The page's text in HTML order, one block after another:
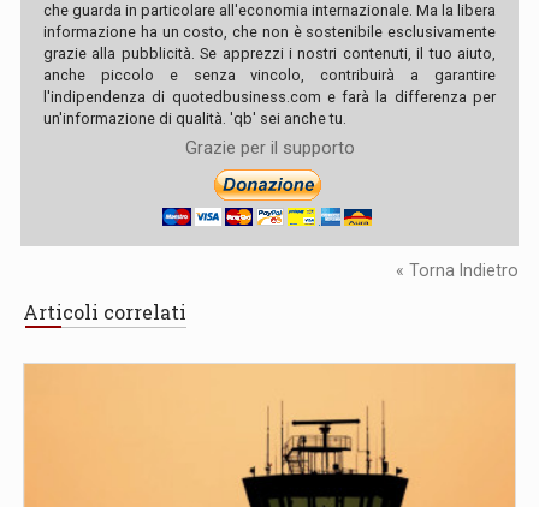
che guarda in particolare all'economia internazionale. Ma la libera
informazione ha un costo, che non è sostenibile esclusivamente
grazie alla pubblicità. Se apprezzi i nostri contenuti, il tuo aiuto,
anche piccolo e senza vincolo, contribuirà a garantire
l'indipendenza di quotedbusiness.com e farà la differenza per
un'informazione di qualità. 'qb' sei anche tu.
Grazie per il supporto
« Torna Indietro
Articoli correlati